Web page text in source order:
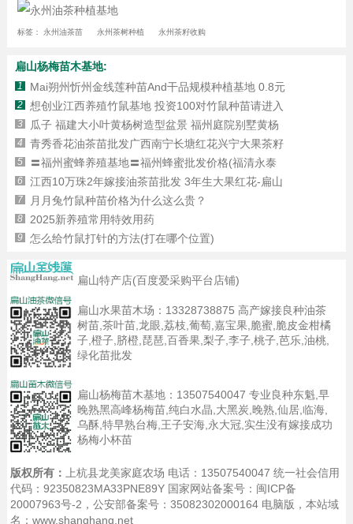
标签： 永州油茶苗 永州茶树种植 永州茶籽收购
扁山杨梅苗木基地:
1 Mai朔州忻州金线莲种苗And干品规模种植基地 0.8元
2 想创业江西养殖竹鼠基地 投资100对竹鼠种苗请进入
3 瓜子 福建大小叶黄杨树造型盆景 福州庭院别墅黄杨
4 青秀香花油茶苗批发广西南宁长塘红花兴宁大果茶籽
5 〓福州蜜蜂养殖基地〓福州蜂蜜批发价格(福清永泰
6 江西10万珠2年嫁接油茶苗批发 3年生大果红花-扁山
7 月月兔竹鼠种苗价格为什么这么贵？
8 2025新养殖常用特效用药
9 怎么给竹鼠打针的方法(打在哪个位置)
扁山特产店(百度爱采购平台店铺)
扁山水果苗木场： 13328738875 高产嫁接良种油茶
树苗,茶叶苗,龙眼,荔枝,葡萄,嘉宝果,脆蜜,脆皮金柑橘
子,橙子,脐橙,琵琶,百香果,梨子,李子,桃子,芭乐,油桃,
绿化苗批发
扁山杨梅苗木基地： 13507540047 专业良种东魁,早
晚熟黑高峰杨梅苗,纯白水晶,大黑炭,晚熟,仙居,临海,
乌酥,特早熟台梅,王子安海,永大冠,实生没有嫁接成功
杨梅小杯苗
版权所有：
上杭县龙美家庭农场 电话：13507540047 统一社会信用
代码：92350823MA33PNE89Y 国家网站备案号： 闽ICP备
20007963号-2 ，公安部备案号：35082302000164 电脑版 ，本站域
名：www.shanghang.net